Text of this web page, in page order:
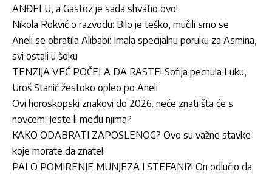
ANĐELU, a Gastoz je sada shvatio ovo!
Nikola Rokvić o razvodu: Bilo je teško, mučili smo se
Aneli se obratila Alibabi: Imala specijalnu poruku za Asmina,
svi ostali u šoku
TENZIJA VEĆ POČELA DA RASTE! Sofija pecnula Luku,
Uroš Stanić žestoko opleo po Aneli
Ovi horoskopski znakovi do 2026. neće znati šta će s
novcem: Jeste li među njima?
KAKO ODABRATI ZAPOSLENOG? Ovo su važne stavke
koje morate da znate!
PALO POMIRENJE MUNJEZA I STEFANI?! On odlučio da